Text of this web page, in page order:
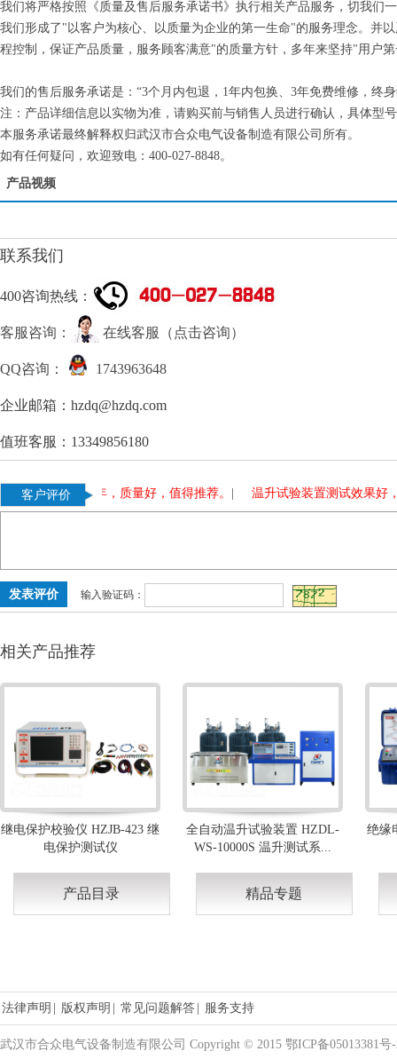
我们将严格按照《质量及售后服务承诺书》执行相关产品服务，切我们
我们形成了"以客户为核心、以质量为企业的第一生命"的服务理念。并
程控制，保证产品质量，服务顾客满意"的质量方针，多年来坚持"用户
我们的售后服务承诺是：“3个月内包退，1年内包换、3年免费维修，终
注：产品详细信息以实物为准，请购买前与销售人员进行确认，具体型
本服务承诺最终解释权归武汉市合众电气设备制造有限公司所有。
如有任何疑问，欢迎致电：400-027-8848。
产品视频
联系我们
400咨询热线：
客服咨询： 在线客服（点击咨询）
QQ咨询： 1743963648
企业邮箱：hzdq@hzdq.com
值班客服：13349856180
客户评价 |
压器，使用多年，质量好，值得推荐。 温升试验装置测试效果好
输入验证码：
相关产品推荐
继电保护校验仪 HZJB-423 继
电保护测试仪
全自动温升试验装置 HZDL-
WS-10000S 温升测试系...
绝缘
产品目录 精品专题
法律声明 版权声明 常见问题解答 服务支持
武汉市合众电气设备制造有限公司 Copyright © 2015 鄂ICP备05013381号